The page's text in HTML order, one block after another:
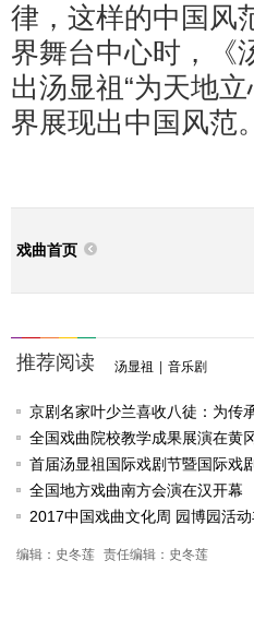
律，这样的中国风
界舞台中心时，《
出汤显祖“为天地
界展现出中国风范。
戏曲首页
推荐阅读 汤显祖 音乐剧
京剧名家叶少兰喜收八徒：为传
任
全国戏曲院校教学成果展演在黄
戏《槐花谣》倾情..
首届汤显祖国际戏剧节暨国际戏
动
全国地方戏曲南方会演在汉开幕
2017中国戏曲文化周 园博园活
编辑：史冬莲 责任编辑：史冬莲